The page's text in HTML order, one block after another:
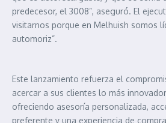
predecesor, el 3008”, aseguró. El
visitarnos porque en Melhuish somos
automoriz”.
Este lanzamiento refuerza el
acercar a sus clientes lo más
ofreciendo asesoría personalizada,
preferente y una experiencia de